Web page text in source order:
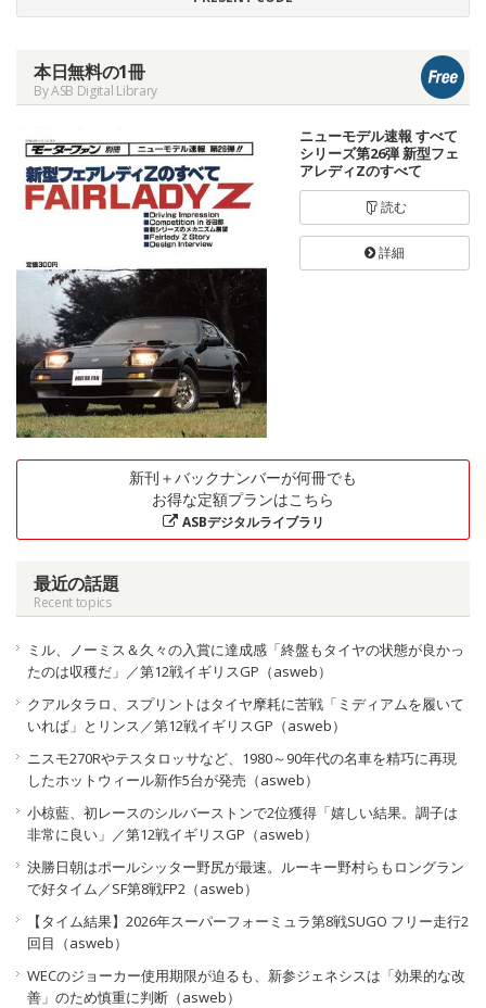
本日無料の1冊
By ASB Digital Library
ニューモデル速報 すべて
シリーズ第26弾 新型フェ
アレディZのすべて
読む
詳細
新刊＋バックナンバーが何冊でも
お得な定額プランはこちら
ASBデジタルライブラリ
最近の話題
Recent topics
ミル、ノーミス＆久々の入賞に達成感「終盤もタイヤの状態が良かっ
たのは収穫だ」／第12戦イギリスGP（asweb）
クアルタラロ、スプリントはタイヤ摩耗に苦戦「ミディアムを履いて
いれば」とリンス／第12戦イギリスGP（asweb）
ニスモ270Rやテスタロッサなど、1980～90年代の名車を精巧に再現
したホットウィール新作5台が発売（asweb）
小椋藍、初レースのシルバーストンで2位獲得「嬉しい結果。調子は
非常に良い」／第12戦イギリスGP（asweb）
決勝日朝はポールシッター野尻が最速。ルーキー野村らもロングラン
で好タイム／SF第8戦FP2（asweb）
【タイム結果】2026年スーパーフォーミュラ第8戦SUGO フリー走行2
回目（asweb）
WECのジョーカー使用期限が迫るも、新参ジェネシスは「効果的な改
善」のため慎重に判断（asweb）